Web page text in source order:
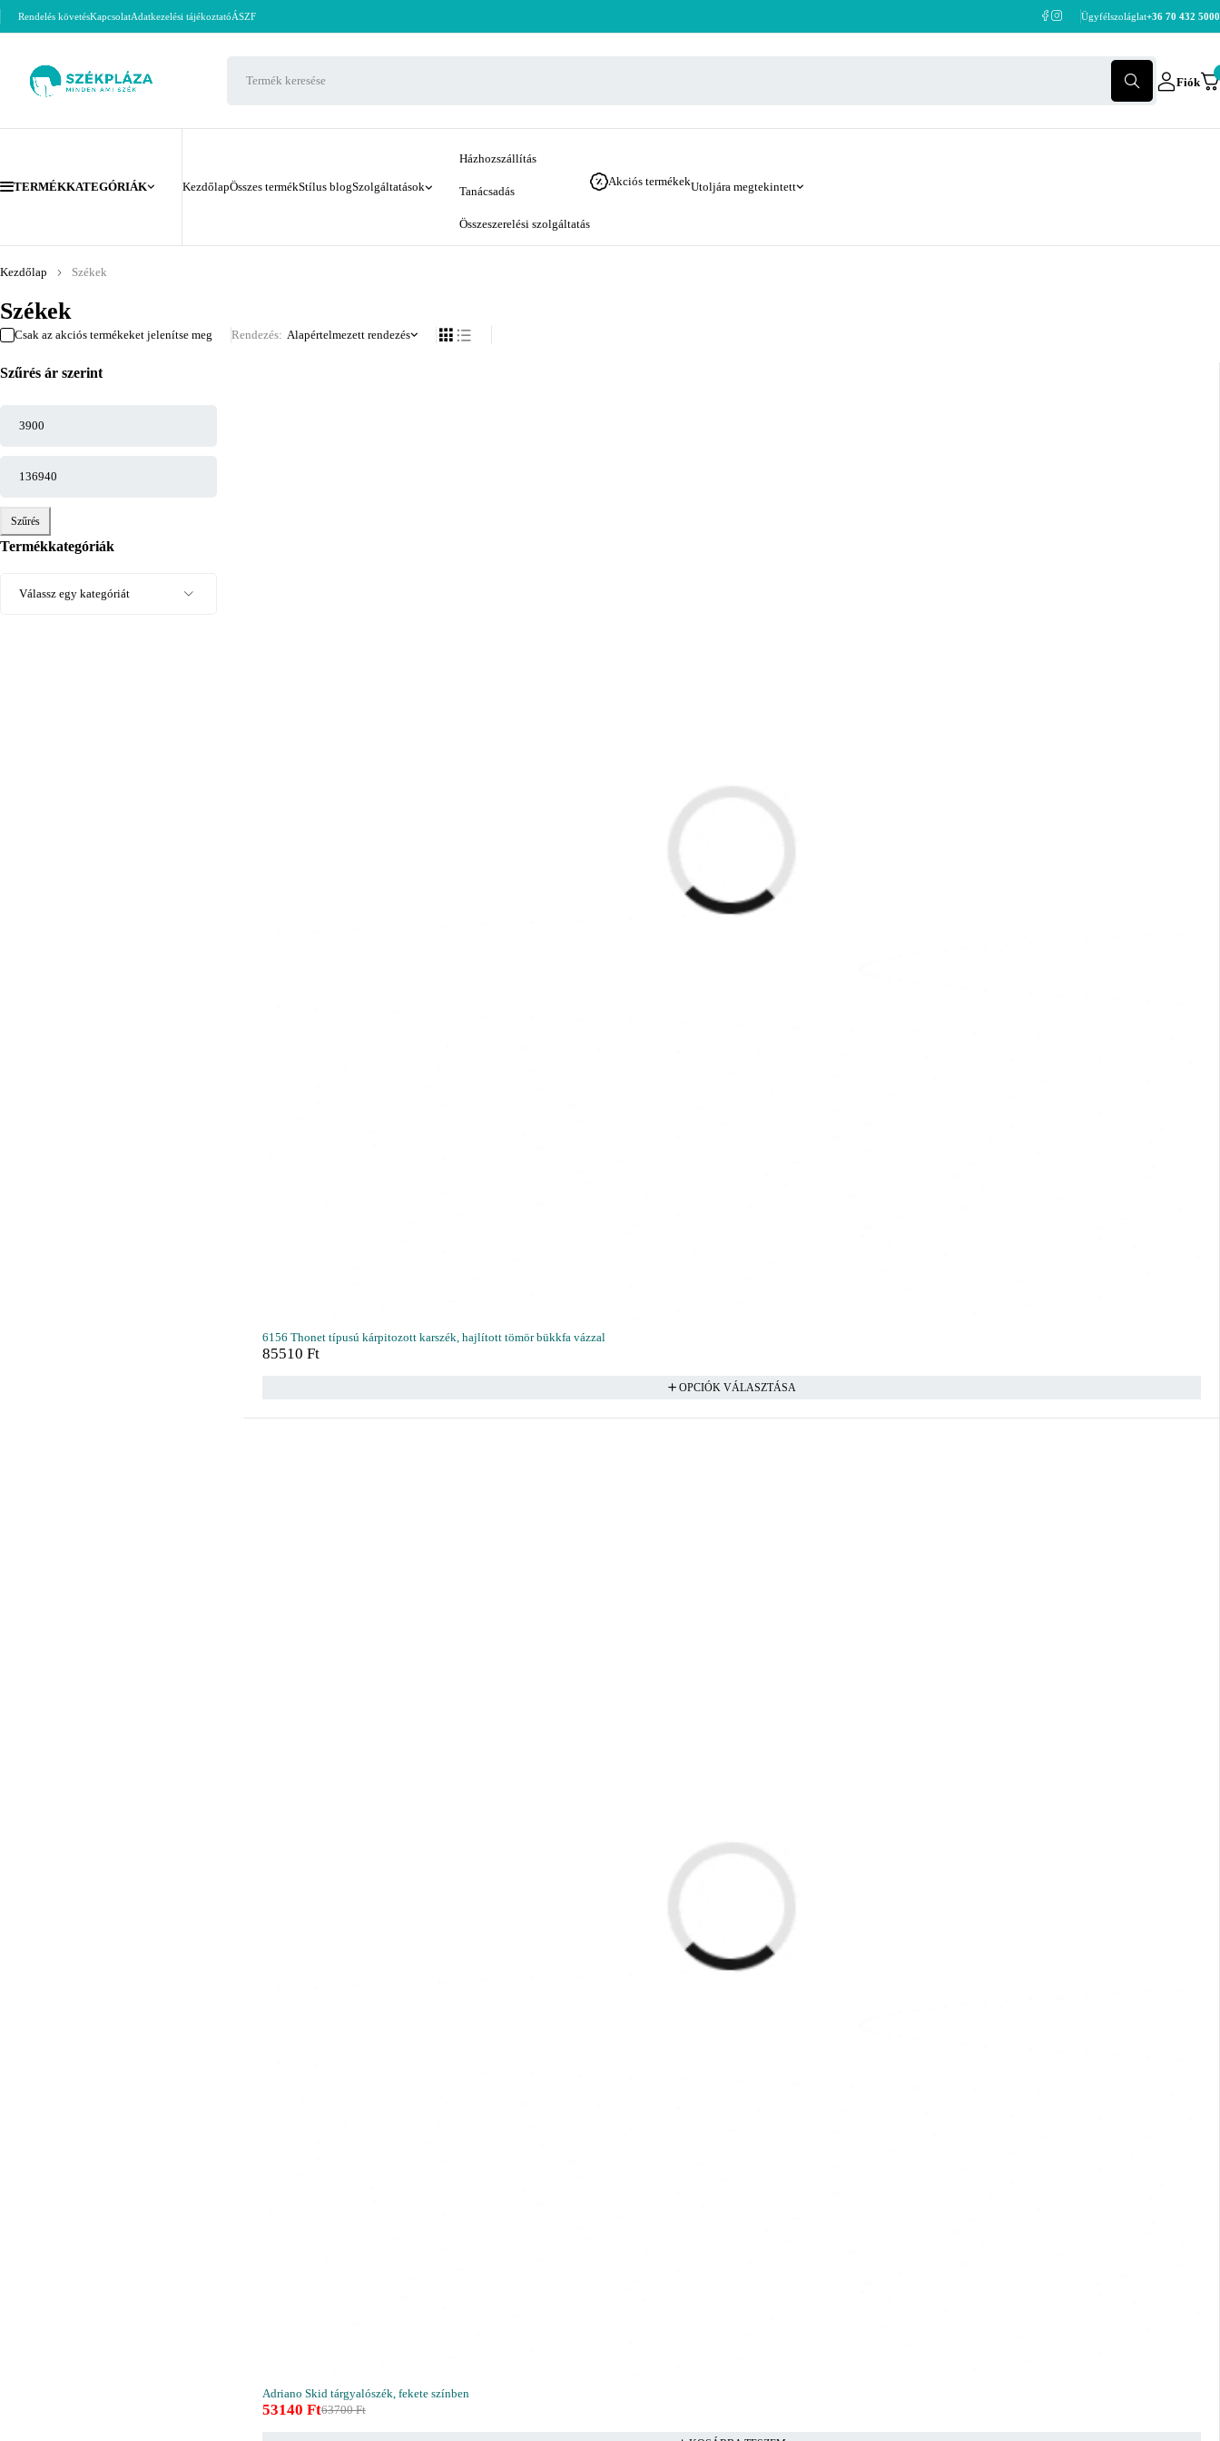
Rendelés követésKapcsolatAdatkezelési tájékoztatóÁSZF Ügyfélszoláglat+36 70 432 5000
Fiók
TERMÉKKATEGÓRIÁK KezdőlapÖsszes termékStílus blogSzolgáltatások
Házhozszállítás
Tanácsadás
Összeszerelési szolgáltatás
Akciós termékekUtoljára megtekintett
Székek
Kezdőlap Székek
Szűrés ár szerint
Szűrés
Termékkategóriák
Csak az akciós termékeket jelenítse meg Rendezés Alapértelmezett rendezés
6156 Thonet típusú kárpitozott karszék, hajlított tömör bükkfa vázzal
85510 Ft
OPCIÓK VÁLASZTÁSA
Adriano Skid tárgyalószék, fekete színben
63700Ft
53140 Ft